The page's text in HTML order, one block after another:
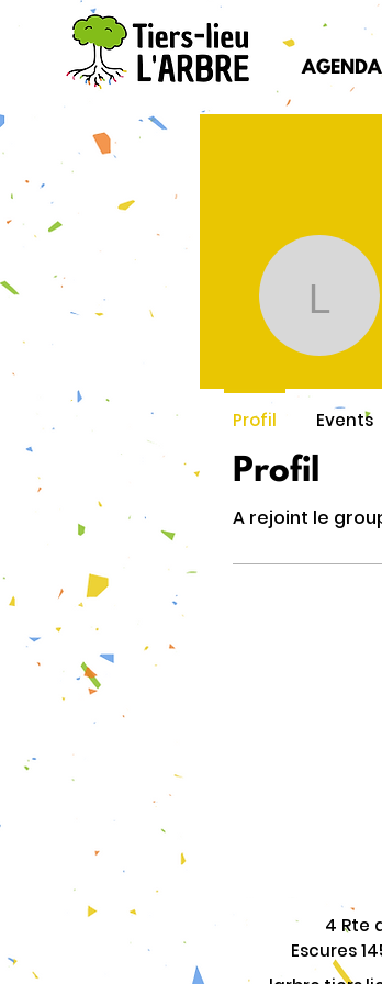
AGENDA
Profil
A rejoint le
loird
Profil Events
4 Rte
Escures